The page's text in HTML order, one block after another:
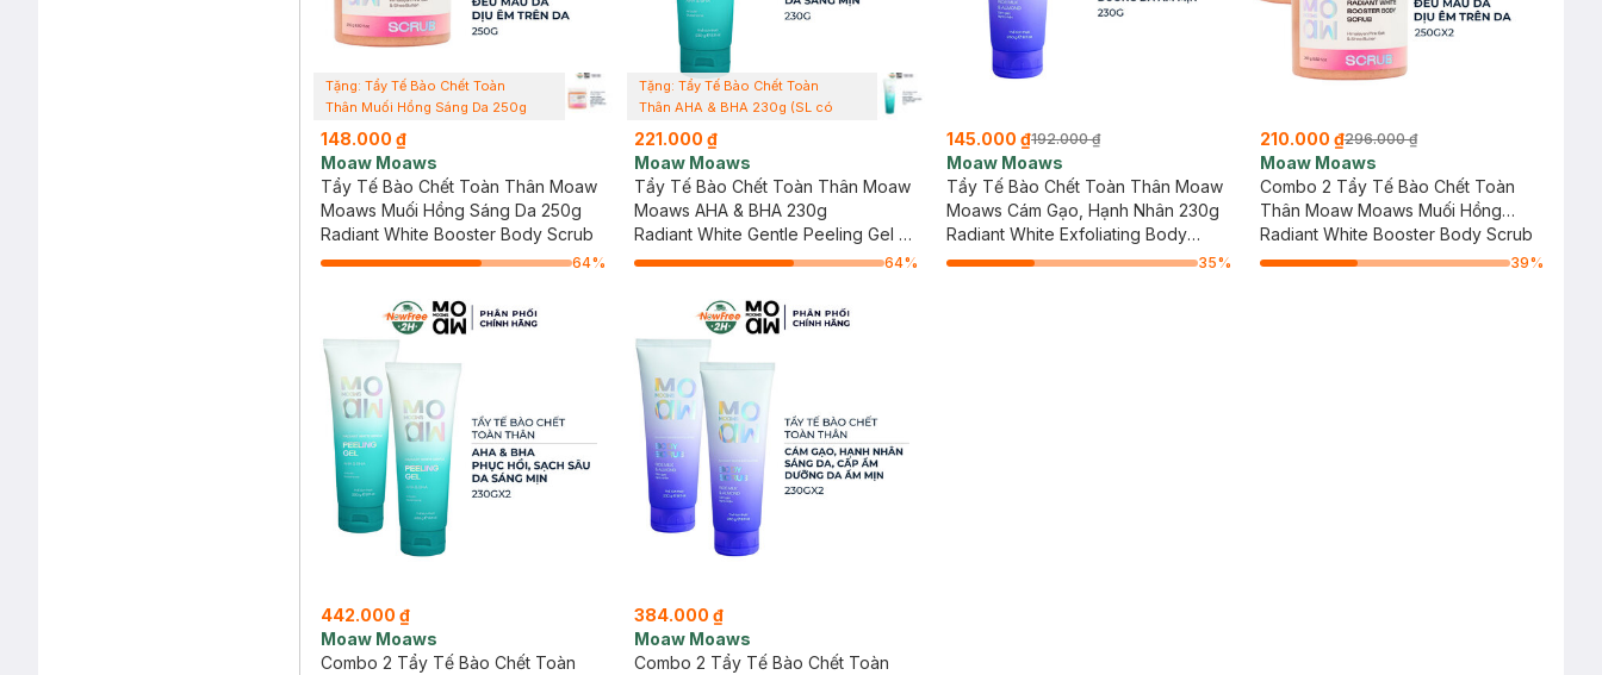
Tặng: Tẩy Tế Bào Chết Toàn
Thân Muối Hồng Sáng Da 250g
148.000 ₫
Moaw Moaws
Tẩy Tế Bào Chết Toàn Thân Moaw
Moaws Muối Hồng Sáng Da 250g
Radiant White Booster Body Scrub
64%
Tặng: Tẩy Tế Bào Chết Toàn
Thân AHA & BHA 230g (SL có
221.000 ₫
Moaw Moaws
Tẩy Tế Bào Chết Toàn Thân Moaw
Moaws AHA & BHA 230g
Radiant White Gentle Peeling Gel -
AHA & BHA
64%
145.000 ₫192.000 ₫
Moaw Moaws
Tẩy Tế Bào Chết Toàn Thân Moaw
Moaws Cám Gạo, Hạnh Nhân 230g
Radiant White Exfoliating Body
Scrub - Rice Milk & Almond
35%
210.000 ₫296.000 ₫
Moaw Moaws
Combo 2 Tẩy Tế Bào Chết Toàn
Thân Moaw Moaws Muối Hồng
Sáng Da 250g
Radiant White Booster Body Scrub
39%
442.000 ₫
Moaw Moaws
Combo 2 Tẩy Tế Bào Chết Toàn
384.000 ₫
Moaw Moaws
Combo 2 Tẩy Tế Bào Chết Toàn